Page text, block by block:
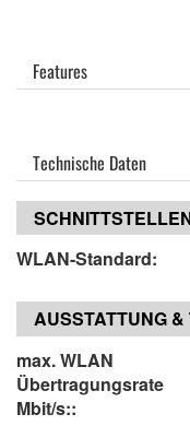
Features
Technische Daten
WLAN-Standard:
AUSSTATTUNG
max. WLAN
Übertragungsrate
Mbit/s::